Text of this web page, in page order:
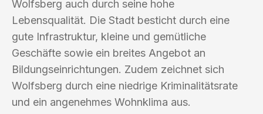
Wolfsberg auch durch seine hohe
Lebensqualität. Die Stadt besticht durch eine
gute Infrastruktur, kleine und gemütliche
Geschäfte sowie ein breites Angebot an
Bildungseinrichtungen. Zudem zeichnet sich
Wolfsberg durch eine niedrige Kriminalitätsrate
und ein angenehmes Wohnklima aus.